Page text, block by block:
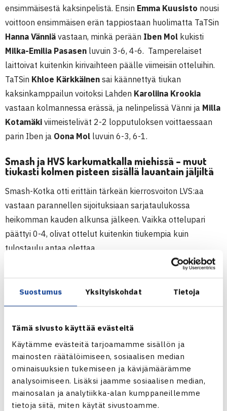
Suostumus Yksityiskohdat Tietoja
Tämä sivusto käyttää evästeitä
Käytämme evästeitä tarjoamamme sisällön ja
mainosten räätälöimiseen, sosiaalisen median
ominaisuuksien tukemiseen ja kävijämäärämme
analysoimiseen. Lisäksi jaamme sosiaalisen median,
mainosalan ja analytiikka-alan kumppaneillemme
tietoja siitä, miten käytät sivustoamme.
ensimmäisestä kaksinpelistä. Ensin Emma Kuusisto nousi
voittoon ensimmäisen erän tappiostaan huolimatta TaTSin
Hanna Vänniä vastaan, minkä perään Iben Mol kukisti
Milka-Emilia Pasasen luvuin 3-6, 4-6. Tamperelaiset
laittoivat kuitenkin kirivaihteen päälle viimeisiin otteluihin.
TaTSin Khloe Kärkkäinen sai käännettyä tiukan
kaksinkamppailun voitoksi Lahden Karoliina Krookia
vastaan kolmannessa erässä, ja nelinpelissä Vänni ja Milla
Kotamäki viimeistelivät 2-2 lopputuloksen voittaessaan
parin Iben ja Oona Mol luvuin 6-3, 6-1.
Smash ja HVS karkumatkalla miehissä – muut
tiukasti kolmen pisteen sisällä lauantain jäljiltä
Smash-Kotka otti erittäin tärkeän kierrosvoiton LVS:aa
vastaan parannellen sijoituksiaan sarjataulukossa
heikomman kauden alkunsa jälkeen. Vaikka ottelupari
päättyi 0-4, olivat ottelut kuitenkin tiukempia kuin
tulostaulu antaa olettaa.
olivat todellisia trillereitä. SekäVesa Ahti ettäVille-
Petteri Ahtihävisivät ensimmäiset eränsä
lopulta kolmieräisten otteluidensa voittajiksi. Vesa Ahti
voittiOskari Eerolanja Ville-Petteri AhtiValtteri
Tuukkasen. LisäksiJussi Salmiokukisti vakuuttavasti
LVS:nEeli Pihlajan, ja lopulta Ahdin veljekset päihittivät
nelinpelissä Pihlajan jaLassi Liimataisen